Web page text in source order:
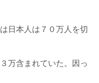
日本人は７０万人を切
万含まれていた。因っ